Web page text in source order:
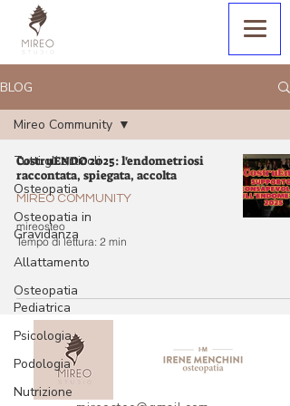
BLOG
Tutti gli articoli
Osteopatia
Osteopatia in
Gravidanza
Allattamento
Osteopatia
Pediatrica
Psicologia
Podologia
Nutrizione
Mireo Community
CostruENDO 2025: l'endometriosi
raccontata, spiegata, accolta
MIREO COMMUNITY
mireosteo
Tempo di lettura: 2 min